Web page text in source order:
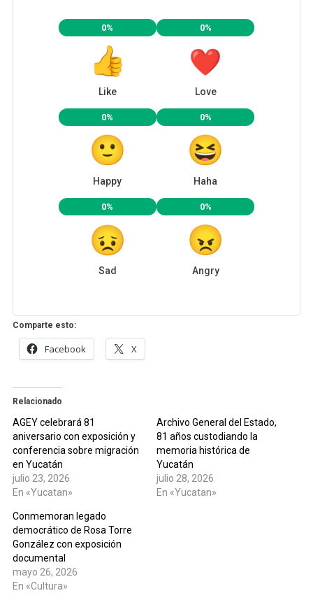
0%
Like
0%
Love
0%
Happy
0%
Haha
0%
Sad
0%
Angry
Comparte esto:
Facebook X
Relacionado
AGEY celebrará 81
aniversario con exposición y
conferencia sobre migración
en Yucatán
julio 23, 2026
En «Yucatan»
Archivo General del Estado,
81 años custodiando la
memoria histórica de
Yucatán
julio 28, 2026
En «Yucatan»
Conmemoran legado
democrático de Rosa Torre
González con exposición
documental
mayo 26, 2026
En «Cultura»